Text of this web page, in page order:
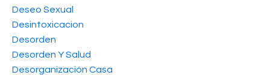
Deseo Sexual
Desintoxicacion
Desorden
Desorden Y Salud
Desorganización Casa